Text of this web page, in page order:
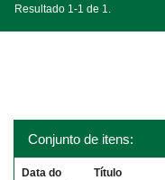
Resultado 1-1 de 1.
Conjunto de itens:
Data do
Título